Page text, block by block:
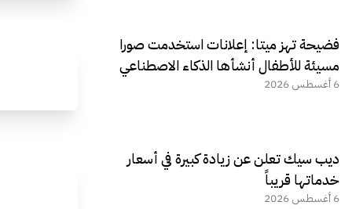
فضيحة تهز ميتا: إعلانات استخدمت صورا
مسيئة للأطفال أنشأها الذكاء الاصطناعي
6 أغسطس 2026
ديب سيك تعلن عن زيادة كبيرة في أسعار
خدماتها قريباً
6 أغسطس 2026